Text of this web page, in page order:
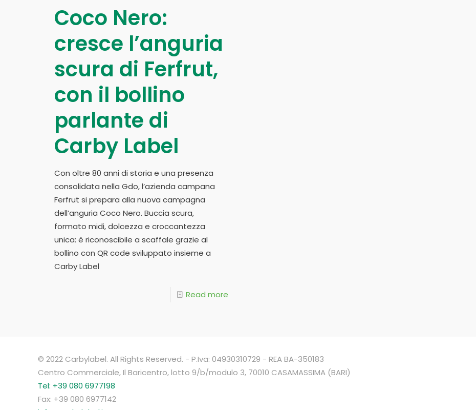
Coco Nero:
cresce l’anguria
scura di Ferfrut,
con il bollino
parlante di
Carby Label
Con oltre 80 anni di storia e una presenza
consolidata nella Gdo, l’azienda campana
Ferfrut si prepara alla nuova campagna
dell’anguria Coco Nero. Buccia scura,
formato midi, dolcezza e croccantezza
unica: è riconoscibile a scaffale grazie al
bollino con QR code sviluppato insieme a
Carby Label
Read more
© 2022 Carbylabel. All Rights Reserved. - P.Iva: 04930310729 - REA BA-350183
Centro Commerciale, Il Baricentro, lotto 9/b/modulo 3, 70010 CASAMASSIMA (BARI)
Tel: +39 080 6977198
Fax: +39 080 6977142